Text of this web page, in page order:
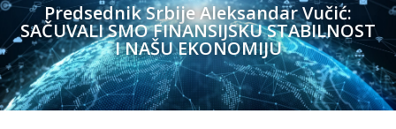
Predsednik Srbije Aleksandar Vučić:
SAČUVALI SMO FINANSIJSKU STABILNOST
I NAŠU EKONOMIJU